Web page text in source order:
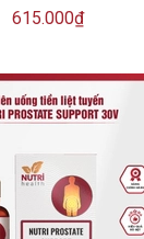
615.000₫